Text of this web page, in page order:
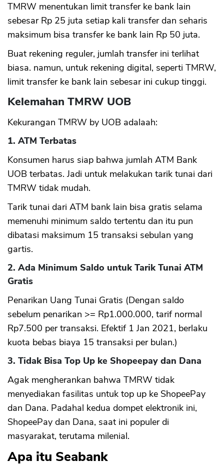
TMRW menentukan limit transfer ke bank lain
sebesar Rp 25 juta setiap kali transfer dan seharis
maksimum bisa transfer ke bank lain Rp 50 juta.
Buat rekening reguler, jumlah transfer ini terlihat
biasa. namun, untuk rekening digital, seperti TMRW,
limit transfer ke bank lain sebesar ini cukup tinggi.
Kelemahan TMRW UOB
Kekurangan TMRW by UOB adalaah:
1. ATM Terbatas
Konsumen harus siap bahwa jumlah ATM Bank
UOB terbatas. Jadi untuk melakukan tarik tunai dari
TMRW tidak mudah.
Tarik tunai dari ATM bank lain bisa gratis selama
memenuhi minimum saldo tertentu dan itu pun
dibatasi maksimum 15 transaksi sebulan yang
gartis.
2. Ada Minimum Saldo untuk Tarik Tunai ATM
Gratis
Penarikan Uang Tunai Gratis (Dengan saldo
sebelum penarikan >= Rp1.000.000, tarif normal
Rp7.500 per transaksi. Efektif 1 Jan 2021, berlaku
kuota bebas biaya 15 transaksi per bulan.)
3. Tidak Bisa Top Up ke Shopeepay dan Dana
Agak mengherankan bahwa TMRW tidak
menyediakan fasilitas untuk top up ke ShopeePay
dan Dana. Padahal kedua dompet elektronik ini,
ShopeePay dan Dana, saat ini populer di
masyarakat, terutama milenial.
Apa itu Seabank